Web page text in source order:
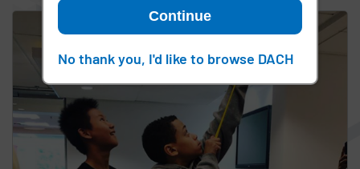
Continue
No thank you, I'd like to browse DACH